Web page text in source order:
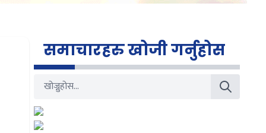
समाचारहरु खोजी गर्नुहोस